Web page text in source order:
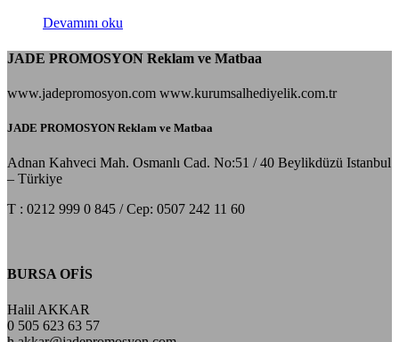
Devamını oku
JADE PROMOSYON Reklam ve Matbaa
www.jadepromosyon.com www.kurumsalhediyelik.com.tr
JADE PROMOSYON Reklam ve Matbaa
Adnan Kahveci Mah. Osmanlı Cad. No:51 / 40 Beylikdüzü Istanbul
– Türkiye
T : 0212 999 0 845 / Cep: 0507 242 11 60
BURSA OFİS
Halil AKKAR
0 505 623 63 57